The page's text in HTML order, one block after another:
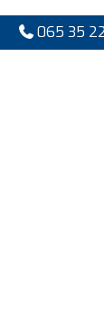
065 35